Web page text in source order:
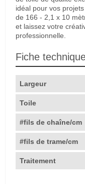
idéal pour vos
de 166 - 2,1 x 10
et laissez votre
professionnelle.
Fiche
Largeur
Toile
#fils de chaîne/cm
#fils de trame/cm
Traitement